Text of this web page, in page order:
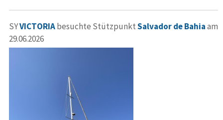
SYVICTORIAbesuchte StützpunktSalvador de Bahiaam
29.06.2026